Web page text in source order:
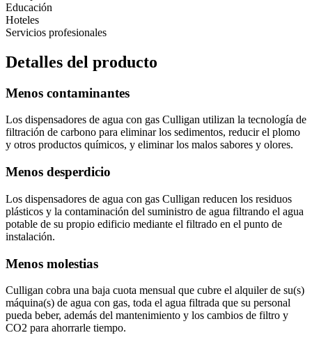
Educación
Hoteles
Servicios profesionales
Detalles del producto
Menos contaminantes
Los dispensadores de agua con gas Culligan utilizan la tecnología de
filtración de carbono para eliminar los sedimentos, reducir el plomo
y otros productos químicos, y eliminar los malos sabores y olores.
Menos desperdicio
Los dispensadores de agua con gas Culligan reducen los residuos
plásticos y la contaminación del suministro de agua filtrando el agua
potable de su propio edificio mediante el filtrado en el punto de
instalación.
Menos molestias
Culligan cobra una baja cuota mensual que cubre el alquiler de su(s)
máquina(s) de agua con gas, toda el agua filtrada que su personal
pueda beber, además del mantenimiento y los cambios de filtro y
CO2 para ahorrarle tiempo.